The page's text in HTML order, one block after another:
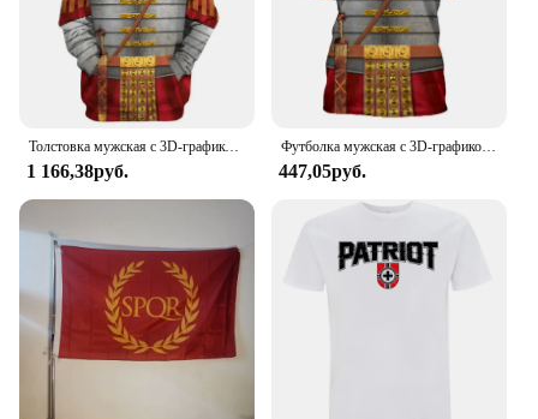
Толстовка мужская с 3D-графикой, свитшот с капюшоном в стиле Святого Римского империи, рыцарь, Повседневный пуловер, винтажная кофта с капюшоном, Th Century
1 166,38руб.
Футболка мужская с 3D-графикой, повседневный топ с коротким рукавом, с рисунком святой римской империи рыцаря, винтажная уличная одежда, Th Century
447,05руб.